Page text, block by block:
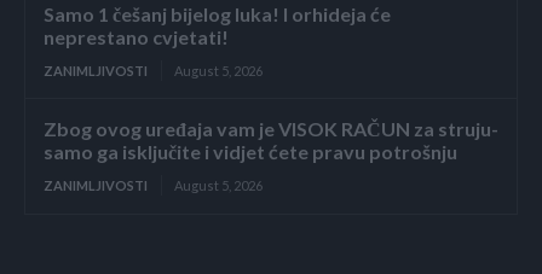
Samo 1 češanj bijelog luka! I orhideja će
neprestano cvjetati!
ZANIMLJIVOSTI August 5, 2026
Zbog ovog uređaja vam je VISOK RAČUN za struju-
samo ga isključite i vidjet ćete pravu potrošnju
ZANIMLJIVOSTI August 5, 2026